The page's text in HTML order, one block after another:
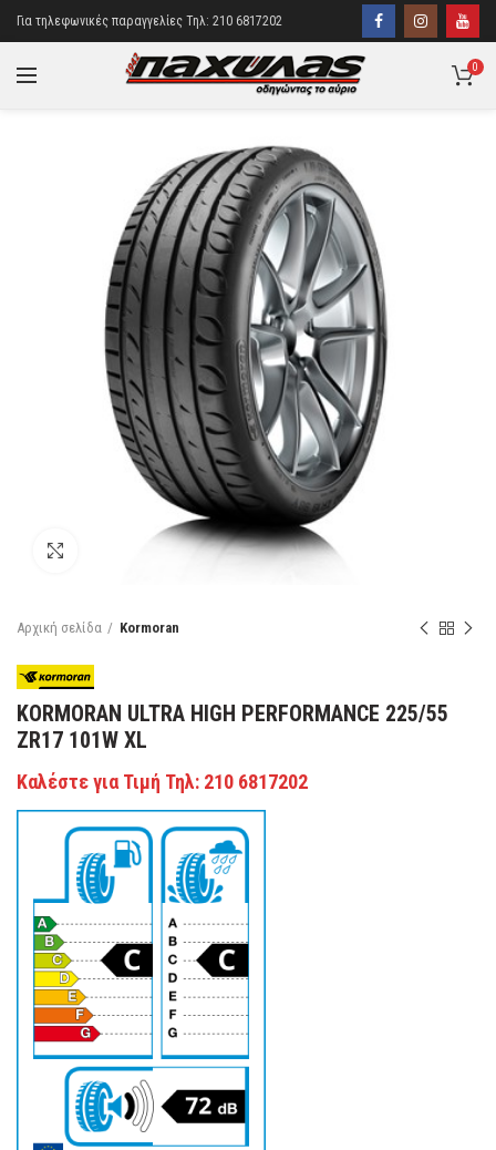
Για τηλεφωνικές παραγγελίες Τηλ: 210 6817202
0
Κάντε κλικ για μεγέθυνση
Αρχική σελίδα Kormoran
KORMORAN ULTRA HIGH PERFORMANCE 225/55
ZR17 101W XL
Καλέστε για Τιμή Τηλ: 210 6817202